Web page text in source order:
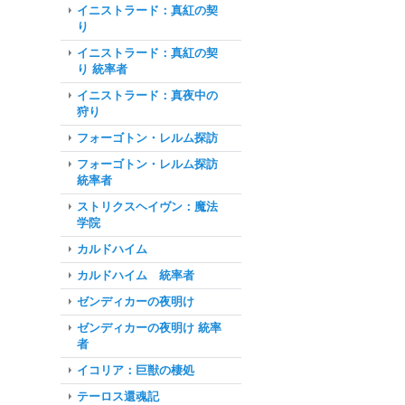
イニストラード：真紅の契
り
イニストラード：真紅の契
り 統率者
イニストラード：真夜中の
狩り
フォーゴトン・レルム探訪
フォーゴトン・レルム探訪
統率者
ストリクスヘイヴン：魔法
学院
カルドハイム
カルドハイム 統率者
ゼンディカーの夜明け
ゼンディカーの夜明け 統率
者
イコリア：巨獣の棲処
テーロス還魂記